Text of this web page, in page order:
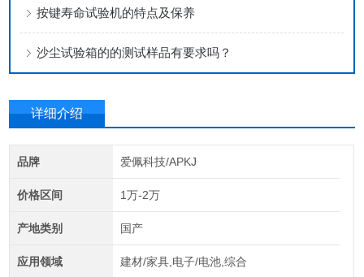
按键寿命试验机的特点及保养
沙尘试验箱的的测试样品有要求吗？
详细介绍
品牌 爱佩科技/APKJ
价格区间 1万-2万
产地类别 国产
应用领域 建材/家具,电子/电池,综合